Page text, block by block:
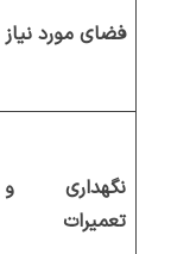
فضای مورد نیاز
نگهداری و
تعمیرات